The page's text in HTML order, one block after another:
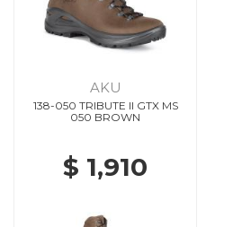
AKU
138-050 TRIBUTE II GTX MS
050 BROWN
$ 1,910